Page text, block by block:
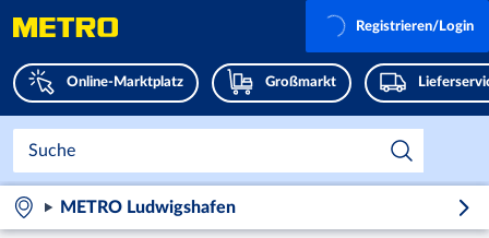
Online-Marktplatz Großmarkt
Registrieren/Login
METRO Ludwigshafen